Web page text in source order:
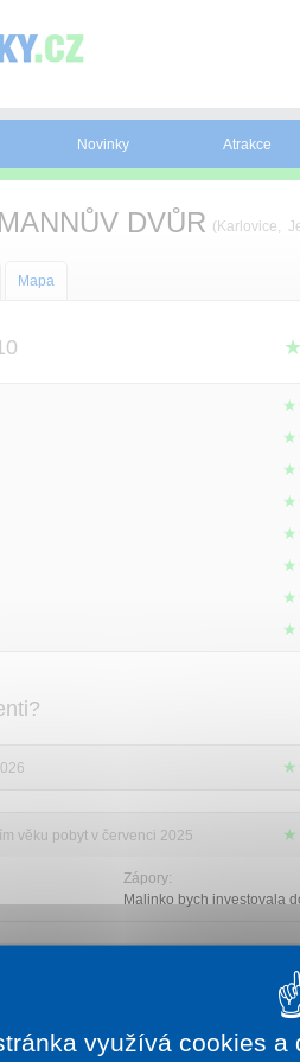
Novinky Atrakce
DVŮR (Karlovice,
Mapa
věku pobyt v červenci 2025
Zápory:
Malinko bych investovala
hezký
Jsme nenároční klienti,na
chodíme jen
využívá cookies